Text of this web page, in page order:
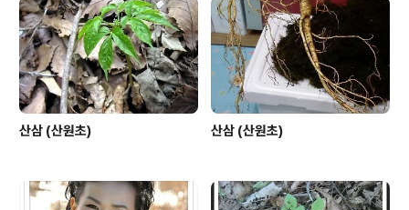
산삼 (산원초) 산삼 (산원초)